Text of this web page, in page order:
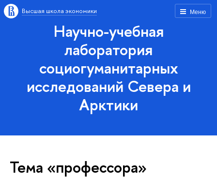
Меню
Высшая школа экономики
Научно-учебная
лаборатория
социогуманитарных
исследований Севера и
Арктики
Тема «профессора»